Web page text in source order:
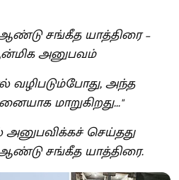
சங்கீத யாத்திரை –
அனுபவம்
அந்த
மாறுகிறது..."
செய்தது
ஆண்டு சங்கீத யாத்திரை.